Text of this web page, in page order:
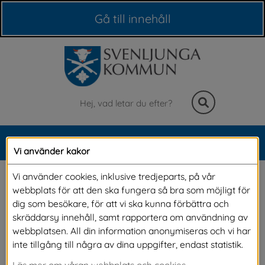
Gå till innehåll
Sök
Meny
Kungörelse bygglov
Svenljunga 5:260
Genom detta anslag tillkännages bygglov för
nybyggnad av miljöplats på fastigheten
Vi använder kakor
Vi använder cookies, inklusive tredjeparts, på vår
webbplats för att den ska fungera så bra som möjligt för
dig som besökare, för att vi ska kunna förbättra och
skräddarsy innehåll, samt rapportera om användning av
webbplatsen. All din information anonymiseras och vi har
inte tillgång till några av dina uppgifter, endast statistik.